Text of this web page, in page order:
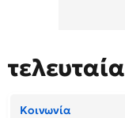
τελευταία
Κοινωνία